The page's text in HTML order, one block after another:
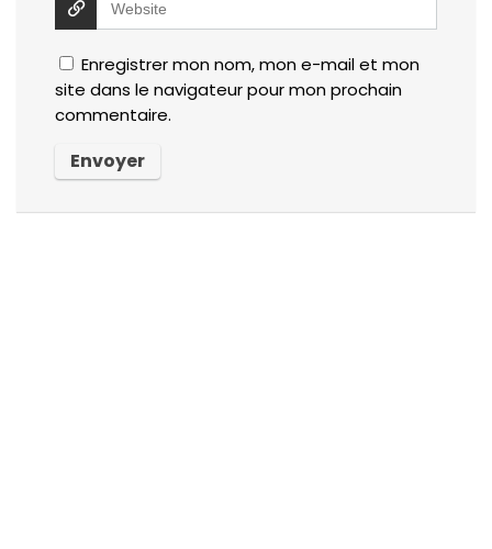
Enregistrer mon nom, mon e-mail et mon
site dans le navigateur pour mon prochain
commentaire.